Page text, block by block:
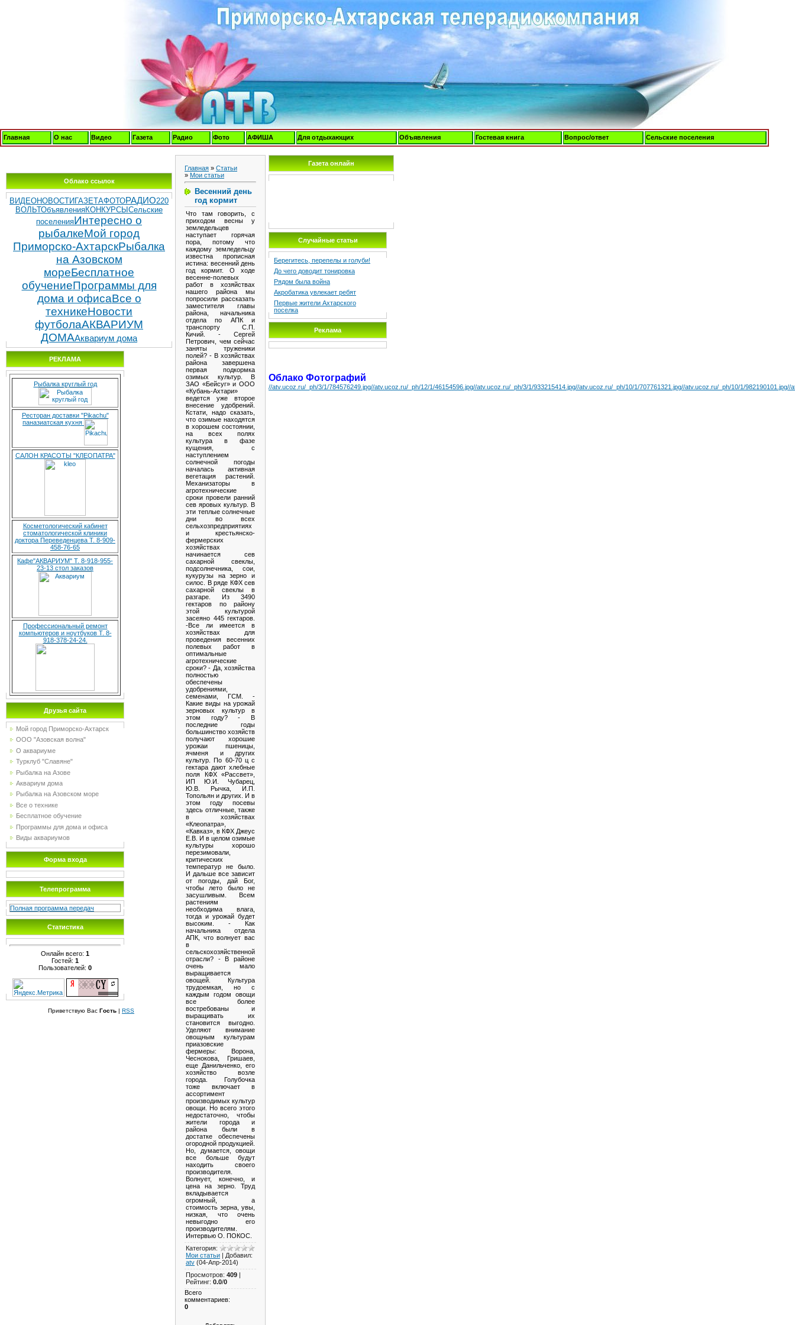
Главная О нас Видео Газета Радио Фото АФИША Для отдыхающих Объявления Гостевая книга Вопрос/ответ Сельские поселения
Облако ссылок
ВИДЕОНОВОСТИ ГАЗЕТАФОТОРАДИО220
ВОЛЬТОбъявленияКОНКУРСЫ Сельские
поселенияИнтересно о
рыбалкеМой город
Приморско-АхтарскРыбалка
на Азовском
мореБесплатное
обучениеПрограммы для
дома и офисаВсе о
техникеНовости
футболаАКВАРИУМ
ДОМААквариум дома
РЕКЛАМА
Рыбалка круглый год
Ресторан доставки "Pikachu"
паназиатская кухня
САЛОН КРАСОТЫ "КЛЕОПАТРА"
Косметологический кабинет
стоматологической клиники
доктора Переведенцева Т. 8-909-
458-76-65
Кафе"АКВАРИУМ" Т. 8-918-955-
23-13 стол заказов
Профессиональный ремонт
компьютеров и ноутбуков Т. 8-
918-378-24-24.
Друзья сайта
Мой город Приморско-Ахтарск
ООО "Азовская волна"
О аквариуме
Турклуб "Славяне"
Рыбалка на Азове
Аквариум дома
Рыбалка на Азовском море
Все о технике
Бесплатное обучение
Программы для дома и офиса
Виды аквариумов
Форма входа
Телепрограмма
Полная программа передач
Статистика
Онлайн всего: 1
Гостей: 1
Пользователей: 0
Приветствую Вас Гость | RSS
Главная » Статьи
» Мои статьи
Весенний день
год кормит
Что там говорить, с
приходом весны у
земледельцев
наступает горячая
пора, потому что
каждому земледельцу
известна прописная
истина: весенний день
год кормит. О ходе
весенне-полевых
работ в хозяйствах
нашего района мы
попросили рассказать
заместителя главы
района, начальника
отдела по АПК и
транспорту С.П.
Кичий. - Сергей
Петрович, чем сейчас
заняты труженики
полей? - В хозяйствах
района завершена
первая подкормка
озимых культур. В
ЗАО «Бейсуг» и ООО
«Кубань-Ахтари»
ведется уже второе
внесение удобрений.
Кстати, надо сказать,
что озимые находятся
в хорошем состоянии,
на всех полях
культура в фазе
кущения, с
наступлением
солнечной погоды
началась активная
вегетация растений.
Механизаторы в
агротехнические
сроки провели ранний
сев яровых культур. В
эти теплые солнечные
дни во всех
сельхозпредприятиях
и крестьянско-
фермерских
хозяйствах
начинается сев
сахарной свеклы,
подсолнечника, сои,
кукурузы на зерно и
силос. В ряде КФХ сев
сахарной свеклы в
разгаре. Из 3490
гектаров по району
этой культурой
засеяно 445 гектаров.
-Все ли имеется в
хозяйствах для
проведения весенних
полевых работ в
оптимальные
агротехнические
сроки? - Да, хозяйства
полностью
обеспечены
удобрениями,
семенами, ГСМ. -
Какие виды на урожай
зерновых культур в
этом году? - В
последние годы
большинство хозяйств
получают хорошие
урожаи пшеницы,
ячменя и других
культур. По 60-70 ц с
гектара дают хлебные
поля КФХ «Рассвет»,
ИП Ю.И. Чубарец,
Ю.В. Рычка, И.П.
Топольян и других. И в
этом году посевы
здесь отличные, также
в хозяйствах
«Клеопатра»,
«Кавказ», в КФХ Джеус
Е.В. И в целом озимые
культуры хорошо
перезимовали,
критических
температур не было.
И дальше все зависит
от погоды, дай Бог,
чтобы лето было не
засушливым. Всем
растениям
необходима влага,
тогда и урожай будет
высоким. - Как
начальника отдела
АПК, что волнует вас
в
сельскохозяйственной
отрасли? - В районе
очень мало
выращивается
овощей. Культура
трудоемкая, но с
каждым годом овощи
все более
востребованы и
выращивать их
становится выгодно.
Уделяют внимание
овощным культурам
приазовские
фермеры: Ворона,
Чеснокова, Гришаев,
еще Данильченко, его
хозяйство возле
города. Голубочка
тоже включает в
ассортимент
производимых культур
овощи. Но всего этого
недостаточно, чтобы
жители города и
района были в
достатке обеспечены
огородной продукцией.
Но, думается, овощи
все больше будут
находить своего
производителя.
Волнует, конечно, и
цена на зерно. Труд
вкладывается
огромный, а
стоимость зерна, увы,
низкая, что очень
невыгодно его
производителям.
Интервью О. ПОКОС.
Категория:
Мои статьи | Добавил:
atv (04-Апр-2014)
Просмотров: 409 |
Рейтинг: 0.0/0
Всего
комментариев:
0
Газета онлайн
Случайные статьи
Берегитесь, перепелы и голуби!
До чего доводит тонировка
Рядом была война
Акробатика увлекает ребят
Первые жители Ахтарского
поселка
Реклама
Облако Фотографий
//atv.ucoz.ru/_ph/3/1/784576249.jpg//atv.ucoz.ru/_ph/12/1/46154596.jpg//atv.ucoz.ru/_ph/3/1/933215414.jpg//atv.ucoz.ru/_ph/10/1/707761321.jpg//atv.ucoz.ru/_ph/10/1/982190101.jpg//